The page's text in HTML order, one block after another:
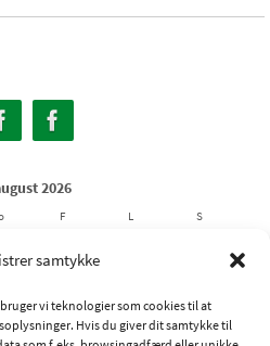
samtykke
vi teknologier som cookies til at
Hvis du giver dit samtykke til
2026
F L S
13 14 15